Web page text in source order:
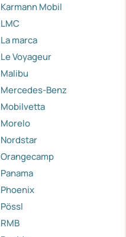
Karmann Mobil
LMC
La marca
Le Voyageur
Malibu
Mercedes-Benz
Mobilvetta
Morelo
Nordstar
Orangecamp
Panama
Phoenix
Pössl
RMB